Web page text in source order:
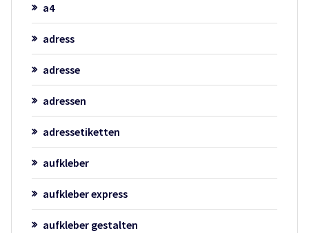
a4
adress
adresse
adressen
adressetiketten
aufkleber
aufkleber express
aufkleber gestalten